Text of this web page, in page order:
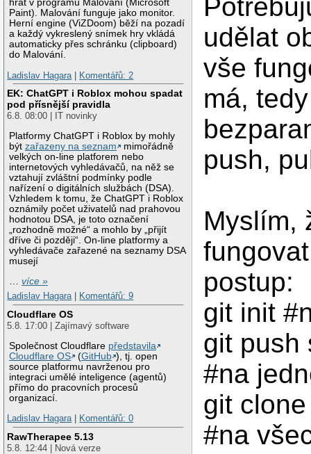
hrát v programu Malování (Microsoft
Paint). Malování funguje jako monitor.
Herní engine (ViZDoom) běží na pozadí
a každý vykreslený snímek hry vkládá
automaticky přes schránku (clipboard)
do Malování.
Ladislav Hagara
Komentářů: 2
EK: ChatGPT i Roblox mohou spadat
pod přísnější pravidla
6.8. 08:00 | IT novinky
Platformy ChatGPT i Roblox by mohly
býtzařazeny na seznam
mimořádně
velkých on-line platforem nebo
internetových vyhledávačů, na něž se
vztahují zvláštní podmínky podle
nařízení o digitálních službách (DSA).
Vzhledem k tomu, že ChatGPT i Roblox
oznámily počet uživatelů nad prahovou
hodnotou DSA, je toto označení
„rozhodně možné“ a mohlo by „přijít
dříve či později“. On-line platformy a
vyhledávače zařazené na seznamy DSA
musejí
…více »
Ladislav Hagara| Komentářů: 9
Cloudflare OS
5.8. 17:00 | Zajímavý software
Společnost Cloudflare představila
Cloudflare OS
(GitHub ), tj. open
source platformu navrženou pro
integraci umělé inteligence (agentů)
přímo do pracovních procesů
organizací.
Ladislav Hagara| Komentářů: 0
RawTherapee 5.13
5.8. 12:44 | Nová verze
udělat
vše
má,
push,
Myslím,
postup:
git init
git push
#na
git
#na